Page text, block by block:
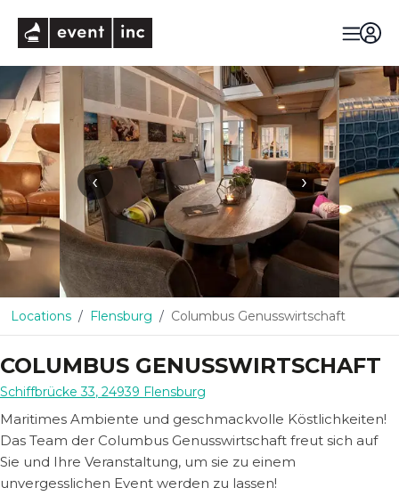
‹ ›
Locations Flensburg Columbus Genusswirtschaft
COLUMBUS GENUSSWIRTSCHAFT
Schiffbrücke 33, 24939 Flensburg
Maritimes Ambiente und geschmackvolle Köstlichkeiten!
Das Team der Columbus Genusswirtschaft freut sich auf
Sie und Ihre Veranstaltung, um sie zu einem
unvergesslichen Event werden zu lassen!